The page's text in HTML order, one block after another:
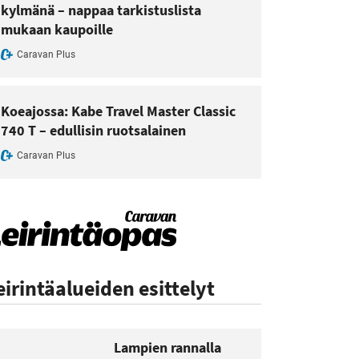
kylmänä – nappaa tarkistuslista
mukaan kaupoille
Caravan Plus
Koeajossa: Kabe Travel Master Classic
740 T – edullisin ruotsalainen
Caravan Plus
esittelyt
Lampien rannalla